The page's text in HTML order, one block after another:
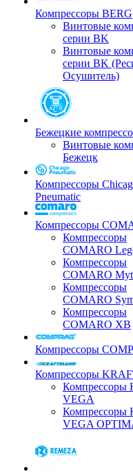
Компрессоры BERG
Винтовые
серии BK
Винтовые
серии BK
Осушитель)
Бежецкие
Винтовые
Бежецк
Компрессоры
Pneumatic
Компрессоры
Компрессоры
COMARO
Компрессоры
COMARO
Компрессоры
COMARO
Компрессоры
COMARO XB
Компрессоры
Компрессоры
Компрессоры
VEGA
Компрессоры
VEGA